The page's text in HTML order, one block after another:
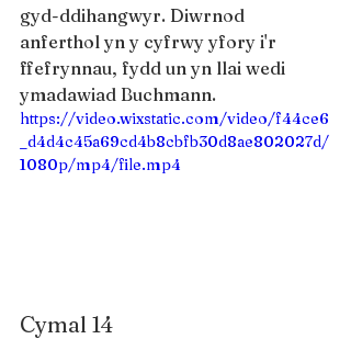
gyd-ddihangwyr. Diwrnod
anferthol yn y cyfrwy yfory i'r
ffefrynnau, fydd un yn llai wedi
ymadawiad Buchmann.
https://video.wixstatic.com/video/f44ce6
_d4d4c45a69cd4b8cbfb30d8ae802027d/
1080p/mp4/file.mp4
Cymal 14